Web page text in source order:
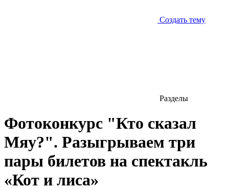
Создать тему
Разделы
Фотоконкурс "Кто сказал
Мяу?". Разыгрываем три
пары билетов на спектакль
«Кот и лиса»